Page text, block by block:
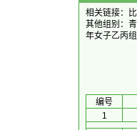
相关链接：
其他组别：
年女子乙丙组
编号
1